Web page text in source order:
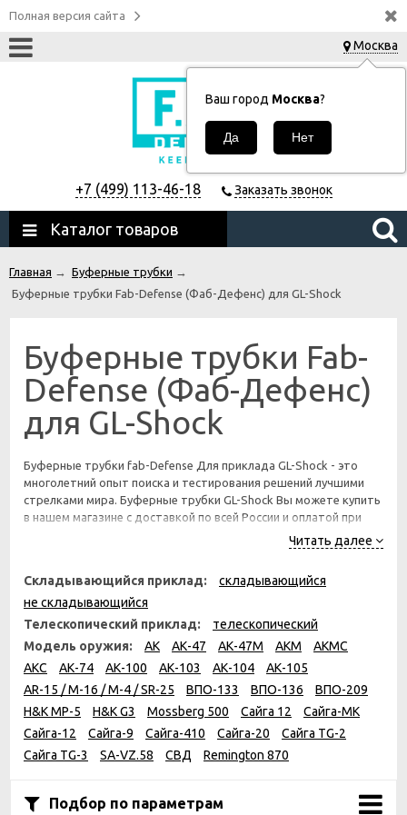
Полная версия сайта
Москва
Ваш город Москва?
+7 (499) 113-46-18 Заказать звонок
Каталог товаров
Главная → Буферные трубки →
Буферные трубки Fab-Defense (Фаб-Дефенс) для GL-Shock
Буферные трубки Fab-
Defense (Фаб-Дефенс)
для GL-Shock
Буферные трубки fab-Defense Для приклада GL-Shock - это
многолетний опыт поиска и тестирования решений лучшими
стрелками мира. Буферные трубки GL-Shock Вы можете купить
в нашем магазине с доставкой по всей России и оплатой при
Читать далее
Складывающийся приклад:
складывающийся
не складывающийся
Телескопический приклад:
телескопический
Модель оружия:
АК АК-47 АК-47М АКМ
АКМС
АКС
АК-74 АК-100 АК-103 АК-104
АК-105
AR-15 / M-16 / M-4 / SR-25
ВПО-133 ВПО-136
ВПО-209
H&K MP-5
H&K G3 Mossberg 500 Сайга 12
Сайга-МК
Сайга-12
Сайга-9 Сайга-410 Сайга-20
Сайга TG-2
Сайга TG-3
SA-VZ.58 СВД Remington 870
Подбор по параметрам